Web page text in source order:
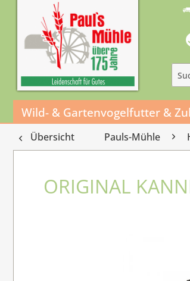
Wild- & Gartenvogelfutter &
Übersicht Pauls-Mühle
ORIGINAL